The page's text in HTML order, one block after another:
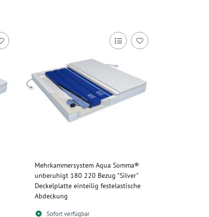
Mehrkammersystem Aqua Somma®
unberuhigt 180 220 Bezug "Silver"
Deckelplatte einteilig festelastische
Abdeckung
Sofort verfügbar